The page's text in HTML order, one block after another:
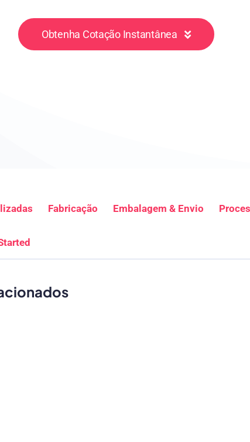
Obtenha Cotação Instantânea
Fabricação Embalagem & Envio